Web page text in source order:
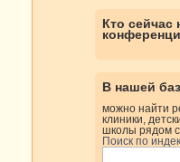
Кто сейчас
В нашей
можно найти
клиники,
школы рядом
Поиск по